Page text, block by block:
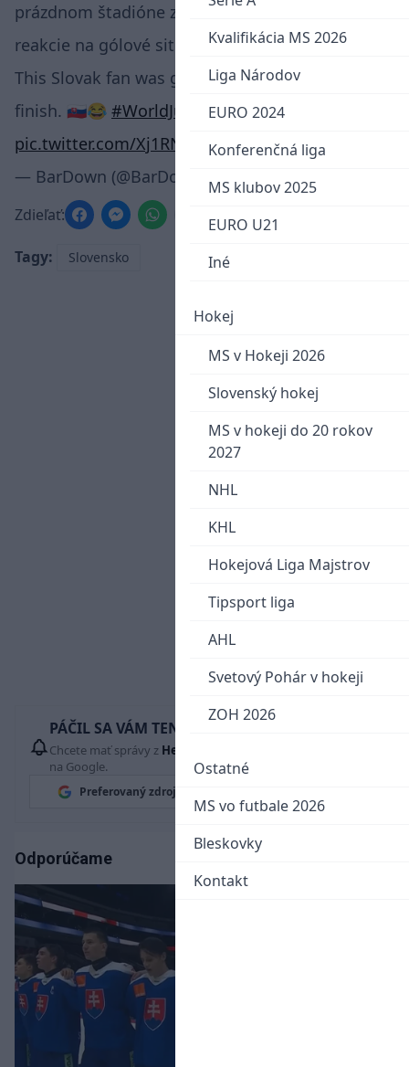
Kvalifikácia MS 2026
Liga Národov
EURO 2024
Konferenčná liga
MS klubov 2025
EURO U21
Iné
Hokej
MS v Hokeji 2026
Slovenský hokej
MS v hokeji do 20 rokov
2027
NHL
KHL
Hokejová Liga Majstrov
Tipsport liga
AHL
Svetový Pohár v hokeji
ZOH 2026
Ostatné
MS vo futbale 2026
Bleskovky
Kontakt
prázdnom štadióne zjavne vychutnávala. Jej
reakcie na gólové situácie stoja za to.
This Slovak fan was giving 110% from start to
finish. 🇸🇰😂 #WorldJuniors
pic.twitter.com/Xj1RNO0QyG
— BarDown (@BarDown)August 9, 2022
Zdieľať:
Tagy: Slovensko
PÁČIL SA VÁM TENTO ČLÁNOK?
Chcete mať správy z Hetrik.sk
na Google.
Preferovaný zdroj
Odporúčame